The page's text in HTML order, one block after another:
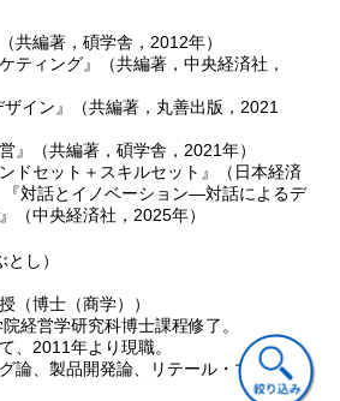
ケーション
ネジメント
ーンタイム・キャンペーン
メント
メント
共編著，碩学舎，2012年）
ティング』（共編著，中央経済社，
ザイン』（共編著，丸善出版，2021
』（共編著，碩学舎，2021年）
ドセット＋スキルセット』（日本経済
対話とイノベーション―対話によるデ
（中央経済社，2025年）
し）
（博士（商学））
経営学研究科博士課程修了。
、2011年より現職。
論、製品開発論、リテール・マネジメ